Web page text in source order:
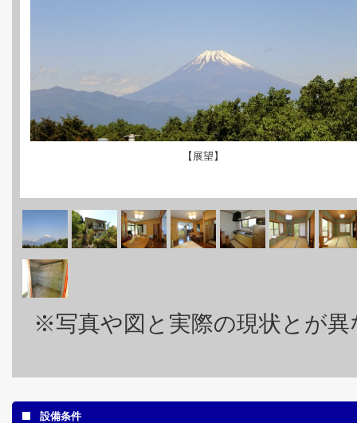
【展望】
※写真や図と実際の現状とが
設備条件